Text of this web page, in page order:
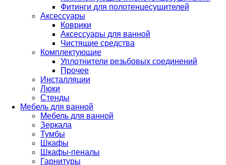
Фитинги для полотенцесушителей
Аксессуары
Коврики
Аксессуары для ванной
Чистящие средства
Комплектующие
Уплотнители резьбовых соединений
Прочее
Инсталляции
Люки
Стенды
Мебель для ванной
Мебель для ванной
Зеркала
Тумбы
Шкафы
Шкафы-пеналы
Гарнитуры